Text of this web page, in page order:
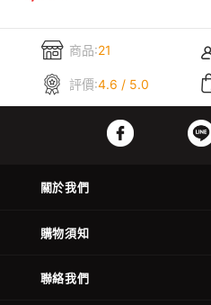
商品:21
評價:4.6 / 5.0
關於我們
購物須知
聯絡我們